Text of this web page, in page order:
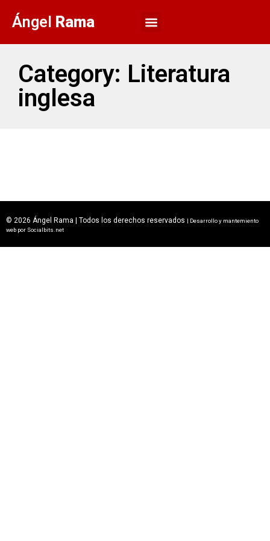
Ángel Rama
Category: Literatura
inglesa
© 2026 Ángel Rama | Todos los derechos reservados | Desarrollo y mantemiento
web por Socialbits.net